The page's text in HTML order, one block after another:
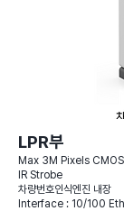
LPR부
Max 3M Pixels
IR Strobe
차량번호인식엔진 내장
Interface : 10/100